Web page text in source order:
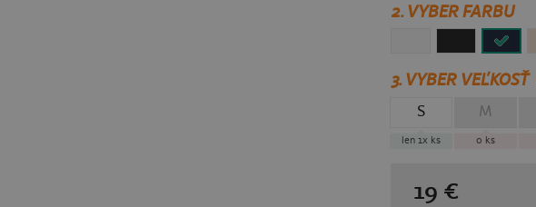
2. VYBER FARBU
3.VYBER VEĽKOSŤ
S
len 1x ks
M
0 ks
19 €